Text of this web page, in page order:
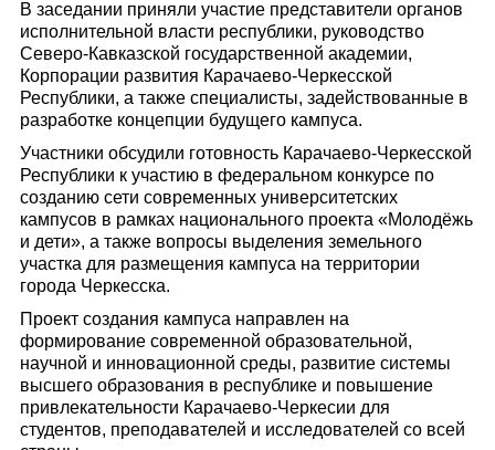
В заседании приняли участие представители органов
исполнительной власти республики, руководство
Северо-Кавказской государственной академии,
Корпорации развития Карачаево-Черкесской
Республики, а также специалисты, задействованные в
разработке концепции будущего кампуса.
Участники обсудили готовность Карачаево-Черкесской
Республики к участию в федеральном конкурсе по
созданию сети современных университетских
кампусов в рамках национального проекта «Молодёжь
и дети», а также вопросы выделения земельного
участка для размещения кампуса на территории
города Черкесска.
Проект создания кампуса направлен на
формирование современной образовательной,
научной и инновационной среды, развитие системы
высшего образования в республике и повышение
привлекательности Карачаево-Черкесии для
студентов, преподавателей и исследователей со всей